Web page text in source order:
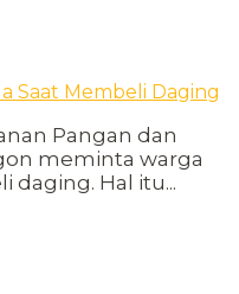
Pangan dan
meminta warga
Hal itu...